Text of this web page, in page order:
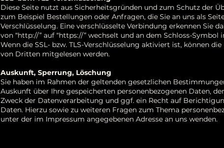
Diese Seite nutzt aus Sicherheitsgründen und zum Schutz der
zum Beispiel Bestellungen oder Anfragen, die Sie an uns als
Verschlüsselung. Eine verschlüsselte Verbindung erkennen Sie
von “http://” auf “https://” wechselt und an dem Schloss-Symbol
Wenn die SSL- bzw. TLS-Verschlüsselung aktiviert ist, können
von Dritten mitgelesen werden.
Auskunft, Sperrung, Löschung
Sie haben im Rahmen der geltenden gesetzlichen
Auskunft über Ihre gespeicherten personenbezogenen Daten,
Zweck der Datenverarbeitung und ggf. ein Recht auf
Daten. Hierzu sowie zu weiteren Fragen zum Thema
unter der im Impressum angegebenen Adresse an uns wenden.